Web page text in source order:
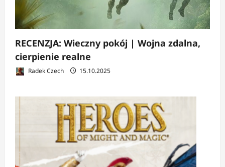
RECENZJA: Wieczny pokój | Wojna zdalna,
cierpienie realne
Radek Czech 15.10.2025